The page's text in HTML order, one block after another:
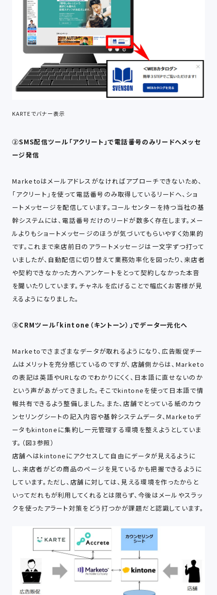
KARTEでバナー表示
②SMS配信ツール「アクリート」で電話番号のみリードへメッセ
ージ発信
Marketoはメールアドレスがなければアプローチできないため、
「アクリート」を使って電話番号のみ取得しているリードへ、ショ
ートメッセージを配信しています。コールセンターを持つ当社の基
幹システムには、電話番号だけのリードが数多く存在します。メー
ルよりもショートメッセージのほうが気づいてもらいやすく効果的
です。これまで来店前日のアラートメッセージは一文字ずつ打って
いましたが、自動配信に切り替えて業務効率化を図ったり、来店者
や契約できなかった方へアンケートをとって契約しなかった本音
を聞いたりしています。チャネルを広げることで幅広くお客様が見
えるようになりました。
③CRMツール「kintone（キントーン）」でデータ一元化へ
Marketoでさまざまなデータが取れるようになり、広告販促チー
ムはメリットを充分感じているのですが、店舗側からは、Marketo
の表記は英語やURLなのでわかりにくく、日本語に直せないのか
という声があがってきました。そこでkintoneを使って日本語で情
報共有できるよう整備しました。また、店舗でとっている紙のカウ
ンセリングシートの記入内容や基幹システムデータ、Marketoデ
ータもkintoneに集約し一元管理する環境を整えようとしていま
す。（図3参照）
店舗へはkintoneにアクセスして自由にデータが見えるように
し、来店者がどの商品のページを見ているかも把握できるように
しています。ただし、店舗に対しては、見える環境を作ったからと
いってだれもが利用してくれるとは限らず、今後はメールやスラッ
クを使ったアラート対策をどう打つかが課題だと認識しています。